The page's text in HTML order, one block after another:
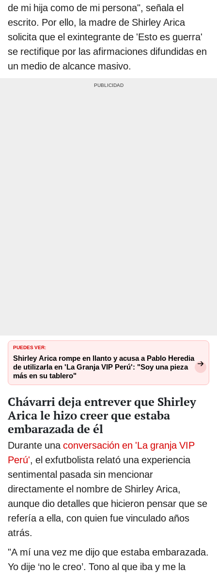
de mi hija como de mi persona", señala el
escrito. Por ello, la madre de Shirley Arica
solicita que el exintegrante de 'Esto es guerra'
se rectifique por las afirmaciones difundidas en
un medio de alcance masivo.
PUEDES VER:
Shirley Arica rompe en llanto y acusa a Pablo Heredia
de utilizarla en 'La Granja VIP Perú': "Soy una pieza
más en su tablero"
Chávarri deja entrever que Shirley
Arica le hizo creer que estaba
embarazada de él
Durante unaconversación en 'La granja VIP
Perú', el exfutbolista relató una experiencia
sentimental pasada sin mencionar
directamente el nombre de Shirley Arica,
aunque dio detalles que hicieron pensar que se
refería a ella, con quien fue vinculado años
atrás.
"A mí una vez me dijo que estaba embarazada.
Yo dije ‘no le creo’. Tono al que iba y me la